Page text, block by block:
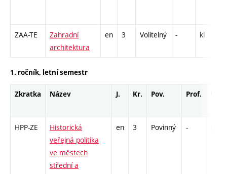
ZAA-TE
Zahradní
architektura
en 3 Volitelný - kl
1. ročník, letní semestr
Zkratka Název J. Kr. Pov. Prof.
HPP-ZE
Historická
veřejná politika
ve městech
střední a
en 3 Povinný -